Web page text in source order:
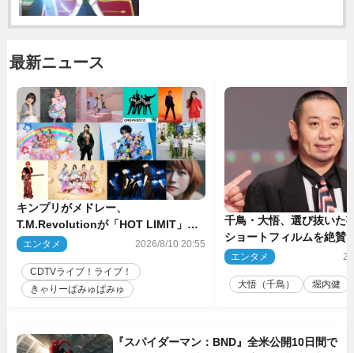
最新ニュース
キンプリがメドレー、
T.M.Revolutionが「HOT LIMIT」披
露 来週の『CDTVライブ！ライ
エンタメ 2026/8/10 20:55
CDTVライブ！ライブ！
きゃりーぱみゅぱみゅ
千鳥・大悟、選び抜いた
ショートフィルムを絶
話とか来るんじゃない？
エンタメ
大悟（千鳥） 堀内健
『スパイダーマン：BND』全米公開10日間で